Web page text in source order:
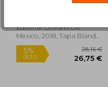
Editorial Oceano De
Mexico, 2018, Tapa Blanda,
Nuevo